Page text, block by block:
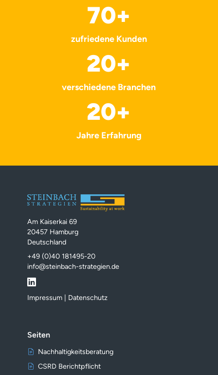
70+
zufriedene Kunden
20+
verschiedene Branchen
20+
Jahre Erfahrung
Am Kaiserkai 69
20457 Hamburg
Deutschland
+49 (0)40 181495-20
info@steinbach-strategien.de
Impressum Datenschutz
Seiten
Nachhaltigkeitsberatung
CSRD Berichtpflicht